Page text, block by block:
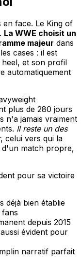
en face. Le King of
La WWE choisit un
majeur dans
cases : il est
et son profil
automatiquement
plus de 280 jours
n'a jamais vraiment
Il reste un des
, celui vers qui la
d'un match propre,
pour sa victoire
déjà bien établie
fans
depuis 2015
évident pour
narratif parfait